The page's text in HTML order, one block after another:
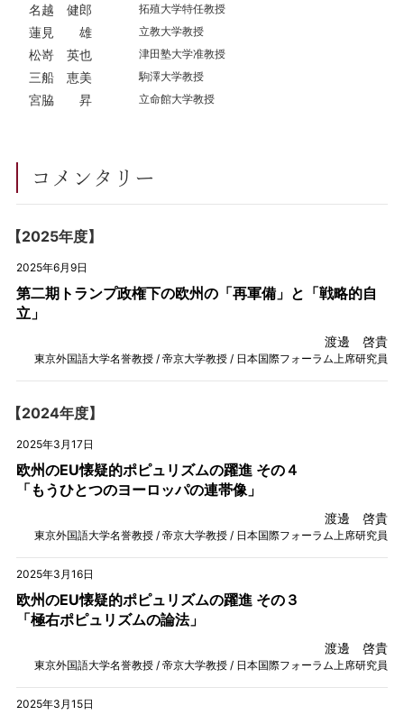
名越 健郎 拓殖大学特任教授
蓮見 雄 立教大学教授
松嵜 英也 津田塾大学准教授
三船 恵美 駒澤大学教授
宮脇 昇 立命館大学教授
コメンタリー
【2025年度】
2025年6月9日
第二期トランプ政権下の欧州の「再軍備」と「戦略的自
立」
渡邊 啓貴
東京外国語大学名誉教授 / 帝京大学教授 / 日本国際フォーラム上席研究員
【2024年度】
2025年3月17日
欧州のEU懐疑的ポピュリズムの躍進 その４
「もうひとつのヨーロッパの連帯像」
渡邊 啓貴
東京外国語大学名誉教授 / 帝京大学教授 / 日本国際フォーラム上席研究員
2025年3月16日
欧州のEU懐疑的ポピュリズムの躍進 その３
「極右ポピュリズムの論法」
渡邊 啓貴
東京外国語大学名誉教授 / 帝京大学教授 / 日本国際フォーラム上席研究員
2025年3月15日